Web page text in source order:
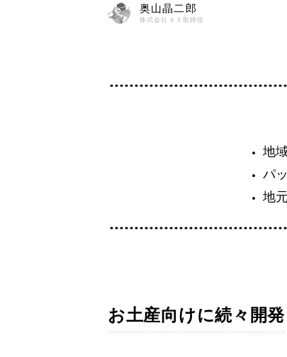
奥山晶二郎
株式会社４Ｘ取締役
地
パ
地
お土産向けに続々開発